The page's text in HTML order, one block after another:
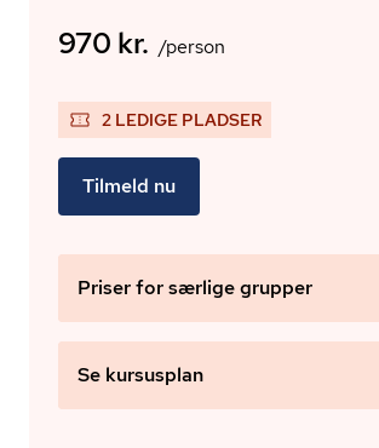
970 kr. /person
2 LEDIGE PLADSER
Tilmeld nu
Priser for særlige grupper
Se kursusplan